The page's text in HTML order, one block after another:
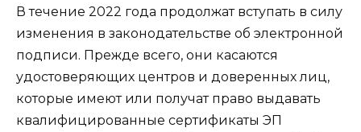
В течение 2022 года продолжат вступать в силу
изменения в законодательстве об электронной
подписи. Прежде всего, они касаются
удостоверяющих центров и доверенных лиц,
которые имеют или получат право выдавать
квалифицированные сертификаты ЭП